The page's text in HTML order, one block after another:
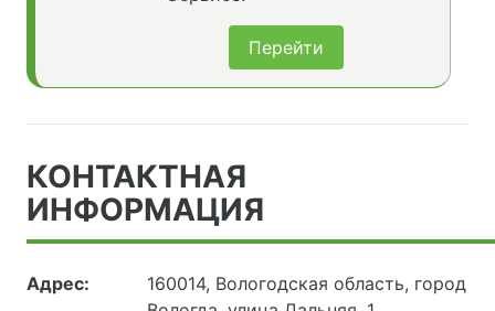
Перейти
КОНТАКТНАЯ
ИНФОРМАЦИЯ
Адрес:
160014, Вологодская область, город